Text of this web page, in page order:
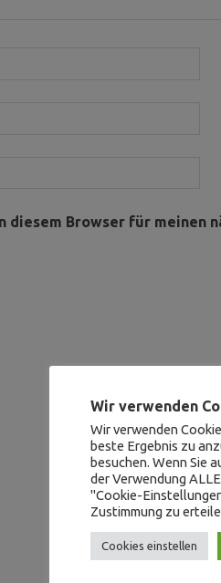
diesem Browser für meinen
Wir verwenden
Wir verwenden
beste Ergebnis zu
besuchen. Wenn Sie
der Verwendung
"Cookie-
Zustimmung zu
Cookies einstellen